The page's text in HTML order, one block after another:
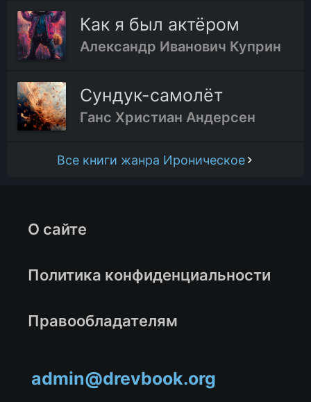
Как я был актёром
Александр Иванович Куприн
Сундук-самолёт
Ганс Христиан Андерсен
Все книги жанра Ироническое
О сайте
Политика конфиденциальности
Правообладателям
admin@drevbook.org